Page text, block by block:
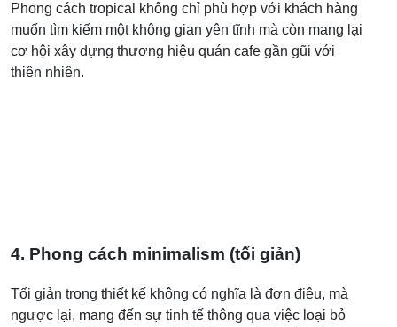
Phong cách tropical không chỉ phù hợp với khách hàng
muốn tìm kiếm một không gian yên tĩnh mà còn mang lại
cơ hội xây dựng thương hiệu quán cafe gần gũi với
thiên nhiên.
4. Phong cách minimalism (tối giản)
Tối giản trong thiết kế không có nghĩa là đơn điệu, mà
ngược lại, mang đến sự tinh tế thông qua việc loại bỏ